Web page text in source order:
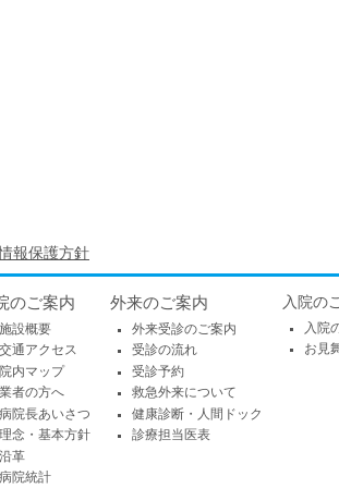
報保護方針
のご案内
施設概要
交通アクセス
院内マップ
業者の方へ
病院長あいさつ
理念・基本方針
沿革
病院統計
外来のご案内
外来受診のご案内
受診の流れ
受診予約
救急外来について
健康診断・人間ドック
診療担当医表
入院の
入院
お見